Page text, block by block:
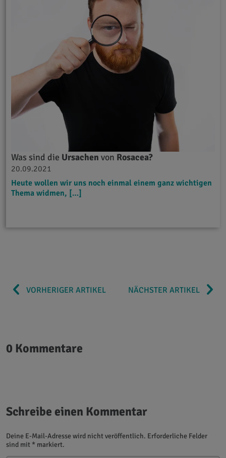
Was sind die Ursachen von Rosacea?
20.09.2021
Heute wollen wir uns noch einmal einem ganz wichtigen
Thema widmen, […]
VORHERIGER ARTIKEL NÄCHSTER ARTIKEL
0 Kommentare
Schreibe einen Kommentar
Deine E-Mail-Adresse wird nicht veröffentlich. Erforderliche Felder
sind mit * markiert.